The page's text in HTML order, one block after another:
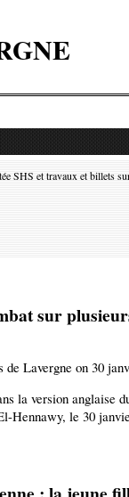
SHS et travaux et billets
sur
Lavergne on 30
la version anglaise
Hennawy, le 30